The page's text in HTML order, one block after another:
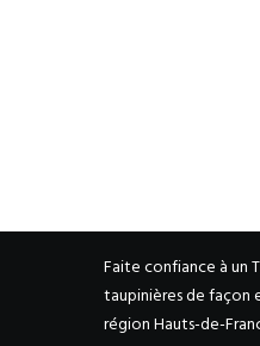
Faite confiance à un
taupinières de façon
région Hauts-de-